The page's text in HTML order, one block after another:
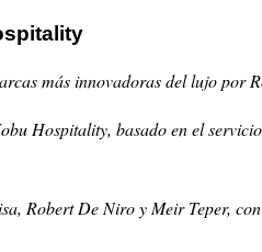
más innovadoras del lujo por
Hospitality, basado en el
Robert De Niro y Meir Teper,